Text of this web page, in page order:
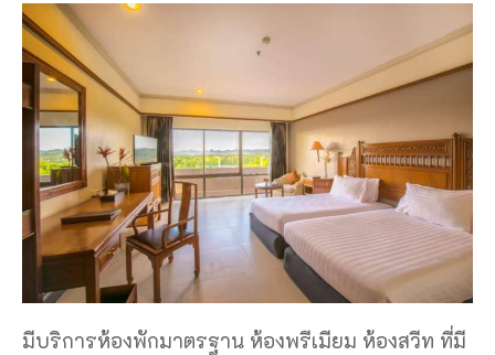
มีบริการห้องพักมาตรฐาน ห้องพรีเมียม ห้องสวีท ที่มี